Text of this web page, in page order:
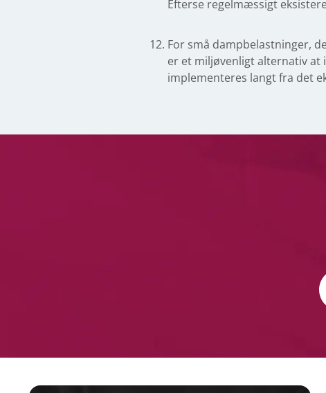
Efterse regelmæssigt
For små dampbelastninger,
er et miljøvenligt alternativ at
implementeres langt fra det